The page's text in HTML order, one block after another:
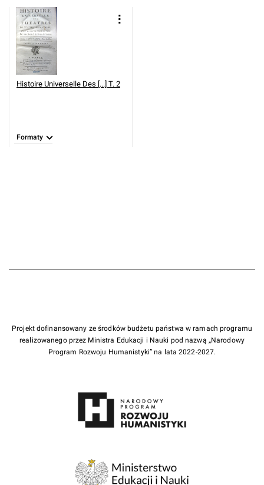
Histoire Universelle Des [...] T. 2
Formaty
Projekt dofinansowany ze środków budżetu państwa w ramach programu
realizowanego przez Ministra Edukacji i Nauki pod nazwą „Narodowy
Program Rozwoju Humanistyki” na lata 2022-2027.